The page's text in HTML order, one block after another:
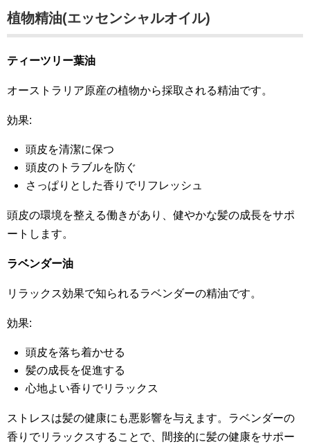
植物精油(エッセンシャルオイル)
ティーツリー葉油
オーストラリア原産の植物から採取される精油です。
効果:
頭皮を清潔に保つ
頭皮のトラブルを防ぐ
さっぱりとした香りでリフレッシュ
頭皮の環境を整える働きがあり、健やかな髪の成長をサポ
ートします。
ラベンダー油
リラックス効果で知られるラベンダーの精油です。
効果:
頭皮を落ち着かせる
髪の成長を促進する
心地よい香りでリラックス
ストレスは髪の健康にも悪影響を与えます。ラベンダーの
香りでリラックスすることで、間接的に髪の健康をサポー